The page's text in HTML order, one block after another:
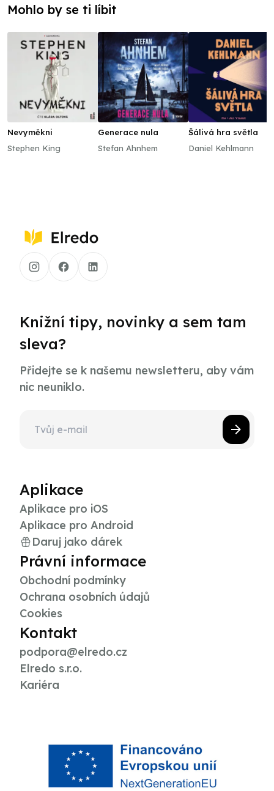
Mohlo by se ti líbit
Nevyměkni
Stephen King
Generace nula
Stefan Ahnhem
Šálivá hra světla
Daniel Kehlmann
Knižní tipy, novinky a sem tam
sleva?
Přidejte se k našemu newsletteru, aby vám
nic neuniklo.
Aplikace
Aplikace pro iOS
Aplikace pro Android
Daruj jako dárek
Právní informace
Obchodní podmínky
Ochrana osobních údajů
Cookies
Kontakt
podpora@elredo.cz
Elredo s.r.o.
Kariéra